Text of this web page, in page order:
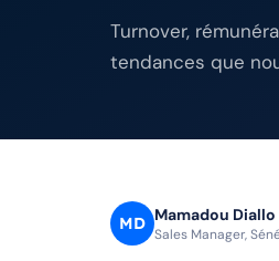
Turnover,
tendances que
MD Mamadou Diallo
Sales Manager,